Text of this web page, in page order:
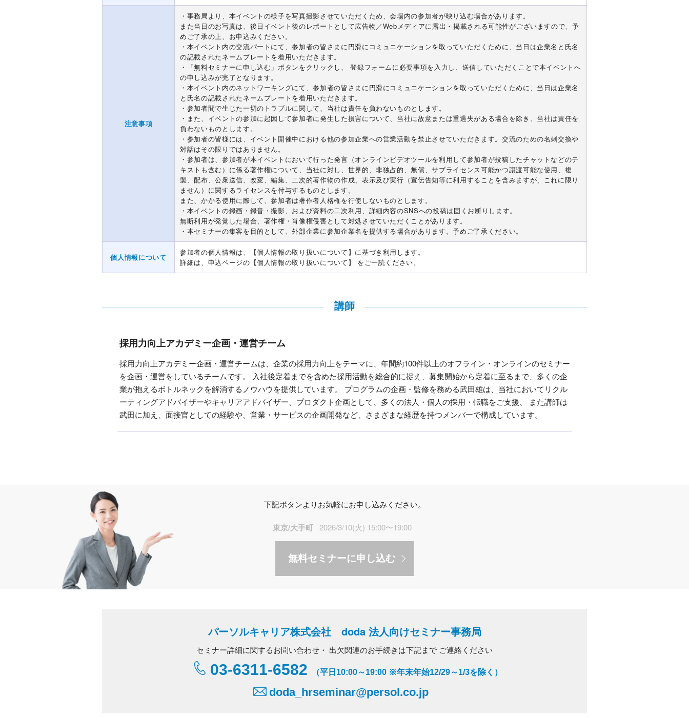
注意事項
・事務局より、本イベントの様子を写真撮影させていただくため、会場内の参加者が映り込む場合があります。
また当日のお写真は、後日イベント後のレポートとして広告物／Webメディアに露出・掲載される可能性がございますので、予
めご了承の上、お申込みください。
・本イベント内の交流パートにて、参加者の皆さまに円滑にコミュニケーションを取っていただくために、当日は企業名と氏名
の記載されたネームプレートを着用いただきます。
・「無料セミナーに申し込む」ボタンをクリックし、 登録フォームに必要事項を入力し、送信していただくことで本イベントへ
の申し込みが完了となります。
・本イベント内のネットワーキングにて、参加者の皆さまに円滑にコミュニケーションを取っていただくために、当日は企業名
と氏名の記載されたネームプレートを着用いただきます。
・参加者間で生じた一切のトラブルに関して、当社は責任を負わないものとします。
・また、イベントの参加に起因して参加者に発生した損害について、当社に故意または重過失がある場合を除き、当社は責任を
負わないものとします。
・参加者の皆様には、イベント開催中における他の参加企業への営業活動を禁止させていただきます。交流のための名刺交換や
対話はその限りではありません。
・参加者は、参加者が本イベントにおいて行った発言（オンラインビデオツールを利用して参加者が投稿したチャットなどのテ
キストも含む）に係る著作権について、当社に対し、世界的、非独占的、無償、サブライセンス可能かつ譲渡可能な使用、複
製、配布、公衆送信、改変、編集、二次的著作物の作成、表示及び実行（宣伝告知等に利用することを含みますが、これに限り
ません）に関するライセンスを付与するものとします。
また、かかる使用に際して、参加者は著作者人格権を行使しないものとします。
・本イベントの録画・録音・撮影、および資料の二次利用、詳細内容のSNSへの投稿は固くお断りします。
無断利用が発覚した場合、著作権・肖像権侵害として対処させていただくことがあります。
・本セミナーの集客を目的として、外部企業に参加企業名を提供する場合があります。予めご了承ください。
個人情報について
参加者の個人情報は、【個人情報の取り扱いについて】に基づき利用します。
詳細は、申込ページの【個人情報の取り扱いについて】 をご一読ください。
講師
採用力向上アカデミー企画・運営チーム
採用力向上アカデミー企画・運営チームは、企業の採用力向上をテーマに、年間約100件以上のオフライン・オンラインのセミナー
を企画・運営をしているチームです。 入社後定着までを含めた採用活動を総合的に捉え、募集開始から定着に至るまで、多くの企
業が抱えるボトルネックを解消するノウハウを提供しています。 プログラムの企画・監修を務める武田雄は、当社においてリクル
ーティングアドバイザーやキャリアアドバイザー、プロダクト企画として、多くの法人・個人の採用・転職をご支援、 また講師は
武田に加え、面接官としての経験や、営業・サービスの企画開発など、さまざまな経歴を持つメンバーで構成しています。
下記ボタンよりお気軽にお申し込みください。
東京/大手町 2026/3/10(火) 15:00〜19:00
無料セミナーに申し込む
パーソルキャリア株式会社 doda 法人向けセミナー事務局
セミナー詳細に関するお問い合わせ・ 出欠関連のお手続きは下記まで ご連絡ください
03-6311-6582 （平日10:00～19:00 ※年末年始12/29～1/3を除く）
doda_hrseminar@persol.co.jp